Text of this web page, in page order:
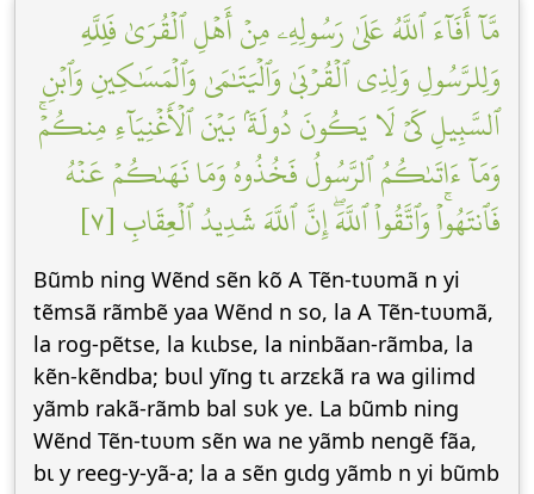
مَّآ أَفَآءَ ٱللَّهُ عَلَىٰ رَسُولِهِۦ مِنۡ أَهۡلِ ٱلۡقُرَىٰ فَلِلَّهِ
وَلِلرَّسُولِ وَلِذِي ٱلۡقُرۡبَىٰ وَٱلۡيَتَٰمَىٰ وَٱلۡمَسَٰكِينِ وَٱبۡنِ
ٱلسَّبِيلِ كَيۡ لَا يَكُونَ دُولَةَۢ بَيۡنَ ٱلۡأَغۡنِيَآءِ مِنكُمۡۚ
وَمَآ ءَاتَىٰكُمُ ٱلرَّسُولُ فَخُذُوهُ وَمَا نَهَىٰكُمۡ عَنۡهُ
فَٱنتَهُواْۚ وَٱتَّقُواْ ٱللَّهَۖ إِنَّ ٱللَّهَ شَدِيدُ ٱلۡعِقَابِ [٧]
Bũmb ning Wẽnd sẽn kõ A Tẽn-tʋʋmã n yi
tẽmsã rãmbẽ yaa Wẽnd n so, la A Tẽn-tʋʋmã,
la rog-pẽtse, la kɩɩbse, la ninbãan-rãmba, la
kẽn-kẽndba; bʋɩl yĩng tɩ arzεkã ra wa gilimd
yãmb rakã-rãmb bal sʋk ye. La bũmb ning
Wẽnd Tẽn-tʋʋm sẽn wa ne yãmb nengẽ fãa,
bɩ y reeg-y-yã-a; la a sẽn gɩdg yãmb n yi bũmb